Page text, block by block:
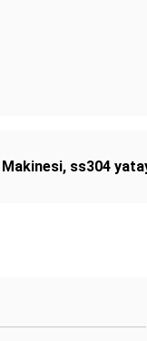
Makinesi, ss304